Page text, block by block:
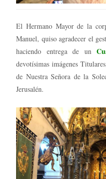
El Hermano Mayor de la
Manuel, quiso agradecer el
haciendo entrega de un
devotísimas imágenes
de Nuestra Señora de la
Jerusalén.